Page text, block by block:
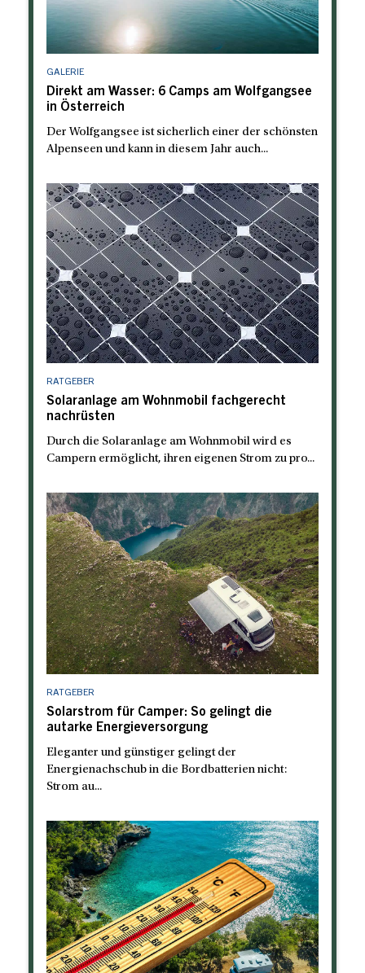
GALERIE
Direkt am Wasser: 6 Camps am Wolfgangsee
in Österreich
Der Wolfgangsee ist sicherlich einer der schönsten
Alpenseen und kann in diesem Jahr auch...
RATGEBER
Solaranlage am Wohnmobil fachgerecht
nachrüsten
Durch die Solaranlage am Wohnmobil wird es
Campern ermöglicht, ihren eigenen Strom zu pro...
RATGEBER
Solarstrom für Camper: So gelingt die
autarke Energieversorgung
Eleganter und günstiger gelingt der
Energienachschub in die Bordbatterien nicht:
Strom au...